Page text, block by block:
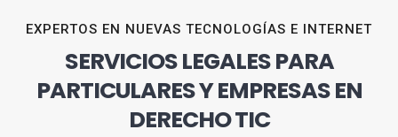
EXPERTOS EN NUEVAS TECNOLOGÍAS E INTERNET
SERVICIOS LEGALES PARA
PARTICULARES Y EMPRESAS EN
DERECHO TIC